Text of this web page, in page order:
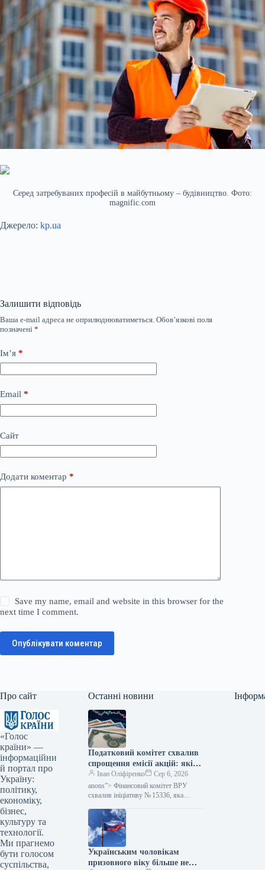
Серед затребуваних професій в майбутньому – будівництво. Фото:
magnific.com
Джерело: kp.ua
Залишити відповідь
Ваша e-mail адреса не оприлюднюватиметься. Обов’язкові поля
позначені *
Ім’я *
Email *
Сайт
Додати коментар *
Save my name, email and website in this browser for the
next time I comment.
Опублікувати коментар
Про сайт
«Голос
країни» —
інформаційни
й портал про
Україну:
політику,
економіку,
бізнес,
культуру та
технології.
Ми прагнемо
бути голосом
суспільства,
Останні новини
Податковий комітет схвалив
спрощення емісії акцій: які
зміни очікуються — Мінфін
Іван Оліфіренко
Сер 6, 2026
anons”> Фінансовий комітет ВРУ
схвалив ініціативу № 15336, яка
цінних паперів. Цей акт покликаний
скоротити бюрократичні перешкоди,…
Українським чоловікам
призовного віку більше не